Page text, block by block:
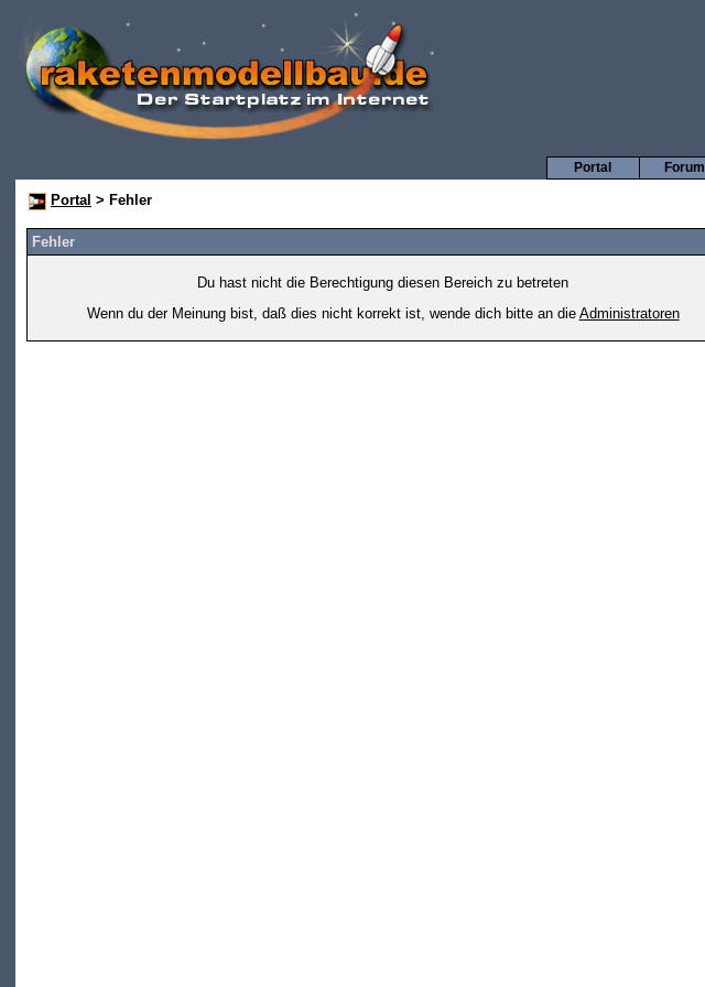
Forum
Portal
Portal > Fehler
Fehler
Du hast nicht die Berechtigung diesen Bereich zu betreten
Wenn du der Meinung bist, daß dies nicht korrekt ist, wende dich bitte an die Administratoren